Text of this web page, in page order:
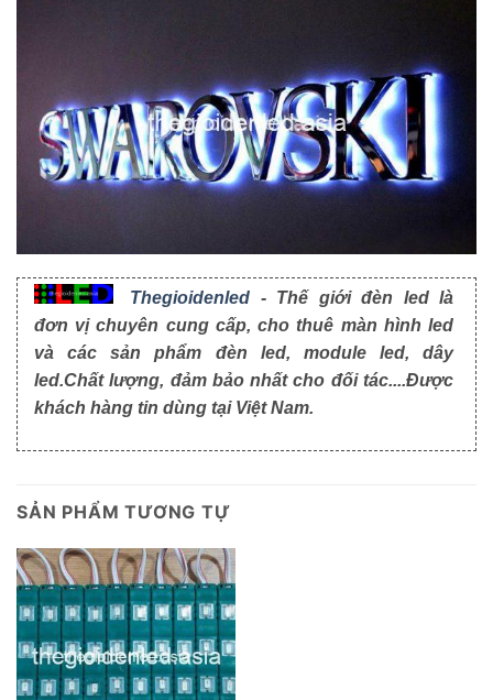
Thegioidenled - Thế giới đèn led là
đơn vị chuyên cung cấp, cho thuê màn hình led
và các sản phẩm đèn led, module led, dây
led.Chất lượng, đảm bảo nhất cho đối tác....Được
khách hàng tin dùng tại Việt Nam.
SẢN PHẨM TƯƠNG TỰ